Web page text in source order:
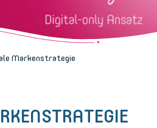
Markenstrategie